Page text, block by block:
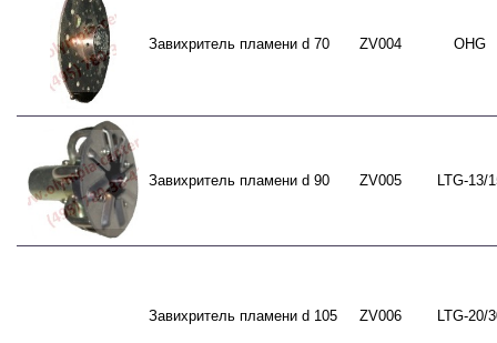
Завихритель пламени d 70 ZV004 OHG
Завихритель пламени d 90 ZV005 LTG-13/
Завихритель пламени d 105 ZV006 LTG-20/